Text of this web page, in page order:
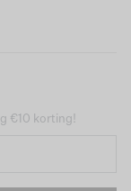
€10 korting!